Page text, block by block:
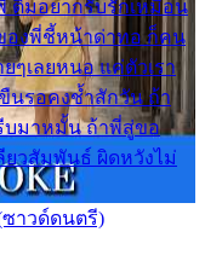
ติ๋มอยากรับรักเหมือน
องพี่ชี้หน้าด่าทอ ก็คน
ๆเลยหนอ แค่ตัวเรา
นรอคงช้ำสักวัน ถ้า
บมาหมั้น ถ้าพี่สู่ขอ
ยวสัมพันธ์ ผิดหวังไม่
าวด์ดนตรี)